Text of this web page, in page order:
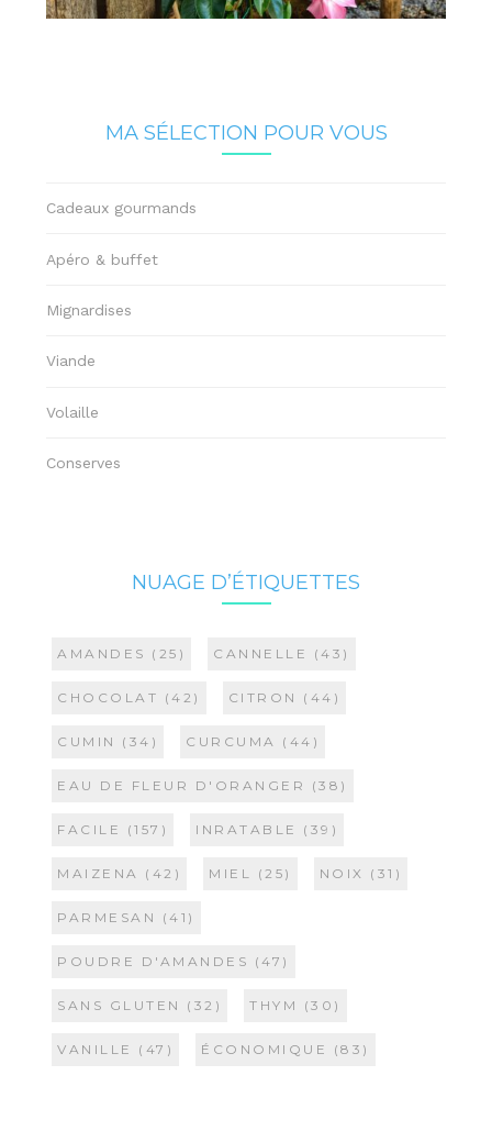
MA SÉLECTION POUR VOUS
Cadeaux gourmands
Apéro & buffet
Mignardises
Viande
Volaille
Conserves
NUAGE D’ÉTIQUETTES
AMANDES (25) CANNELLE (43)
CHOCOLAT (42) CITRON (44)
CUMIN (34) CURCUMA (44)
EAU DE FLEUR D'ORANGER (38)
FACILE (157) INRATABLE (39)
MAIZENA (42) MIEL (25) NOIX (31)
PARMESAN (41)
POUDRE D'AMANDES (47)
SANS GLUTEN (32) THYM (30)
VANILLE (47) ÉCONOMIQUE (83)